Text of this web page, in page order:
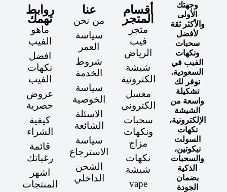
وجهتك
الأولى
والأكثر ثقة
لأفضل
سحبات
ونكهات
الفيب في
السعودية.
نوفر لك
تشكيلة
واسعة من
الشيشة
الإلكترونية،
نكهات
السولت
نيكوتين،
والسحبات
الذكية
بضمان
الجودة
أقسام
المتجر
متجر
فيب
الرياض
شيشة
الكترونية
معسل
الكتروني
سحبات
ونكهات
مزاج
نكهات
شيشة
vape
عنا
من نحن
سياسة
العمر
شروط
الخدمة
سياسة
الخوصية
الاسئلة
الشائعة
سياسة
الاسترجاع
الشحن
الداخلي
روابط
تهمك
ماهو
الفيب
افضل
نكهات
الفيب
عروض
حصرية
كيفية
الشراء
قائمة
رغباتك
اشهر
المنتجات